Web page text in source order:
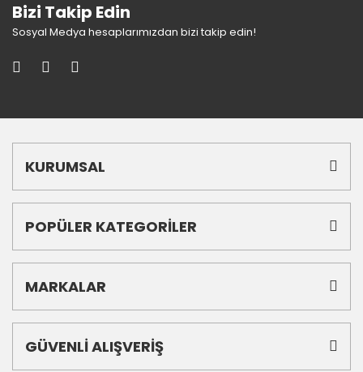
Bizi Takip Edin
Sosyal Medya hesaplarımızdan bizi takip edin!
KURUMSAL
POPÜLER KATEGORİLER
MARKALAR
GÜVENLİ ALIŞVERİŞ